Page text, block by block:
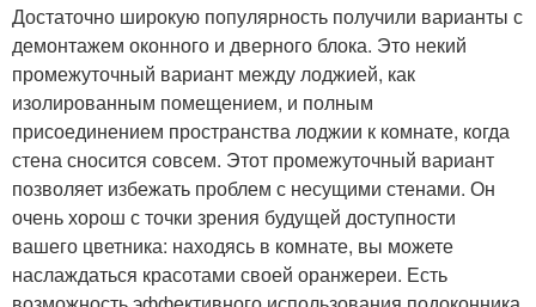
Достаточно широкую популярность получили варианты с
демонтажем оконного и дверного блока. Это некий
промежуточный вариант между лоджией, как
изолированным помещением, и полным
присоединением пространства лоджии к комнате, когда
стена сносится совсем. Этот промежуточный вариант
позволяет избежать проблем с несущими стенами. Он
очень хорош с точки зрения будущей доступности
вашего цветника: находясь в комнате, вы можете
наслаждаться красотами своей оранжереи. Есть